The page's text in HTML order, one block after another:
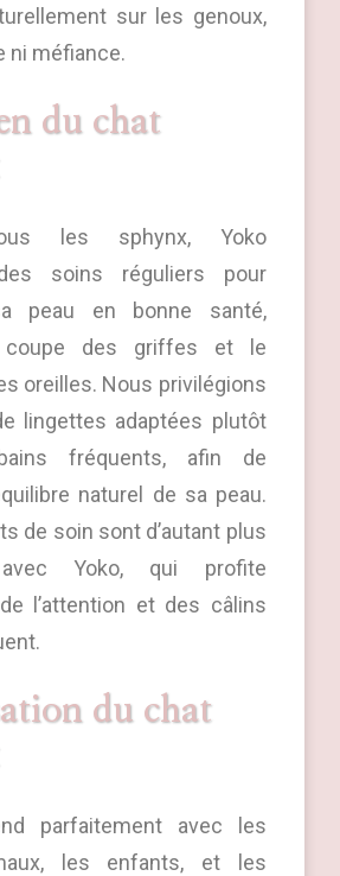
sur les genoux,
ni méfiance.
du chat
les sphynx, Yoko
soins réguliers pour
peau en bonne santé,
coupe des griffes et le
oreilles. Nous privilégions
lingettes adaptées plutôt
fréquents, afin de
naturel de sa peau.
de soin sont d’autant plus
avec Yoko, qui profite
l’attention et des câlins
du chat
parfaitement avec les
les enfants, et les